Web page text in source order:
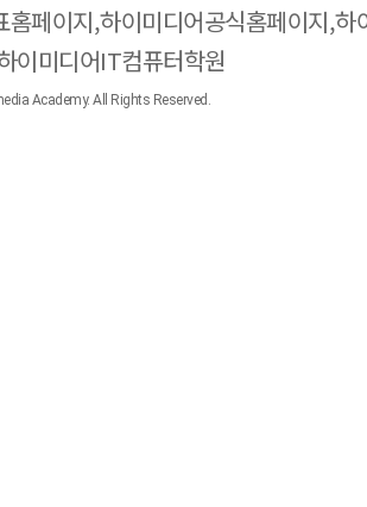
홈페이지,하이미디어공식홈페이지,
이미디어IT컴퓨터학원
Academy. All Rights Reserved.